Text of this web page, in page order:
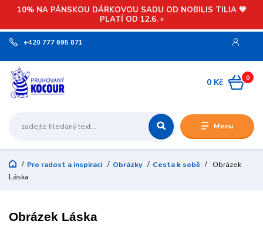
10% NA PÁNSKOU DÁRKOVOU SADU OD NOBILIS TILIA 💙
PLATÍ OD 12.6. »
Menu
+420 777 695 871
0
0 Kč
Pro radost a inspiraci Obrázky Cesta k sobě
Obrázek
Láska
Obrázek Láska